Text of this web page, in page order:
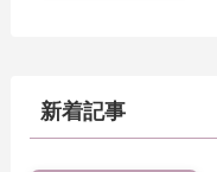
新着記事